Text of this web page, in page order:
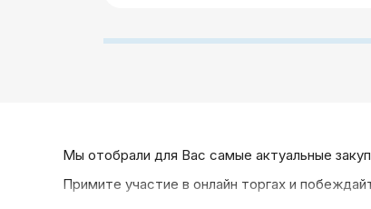
Мы отобрали для Вас самые актуальные
Примите участие в онлайн торгах и